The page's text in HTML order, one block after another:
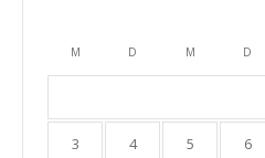
M D M D
3 4 5 6